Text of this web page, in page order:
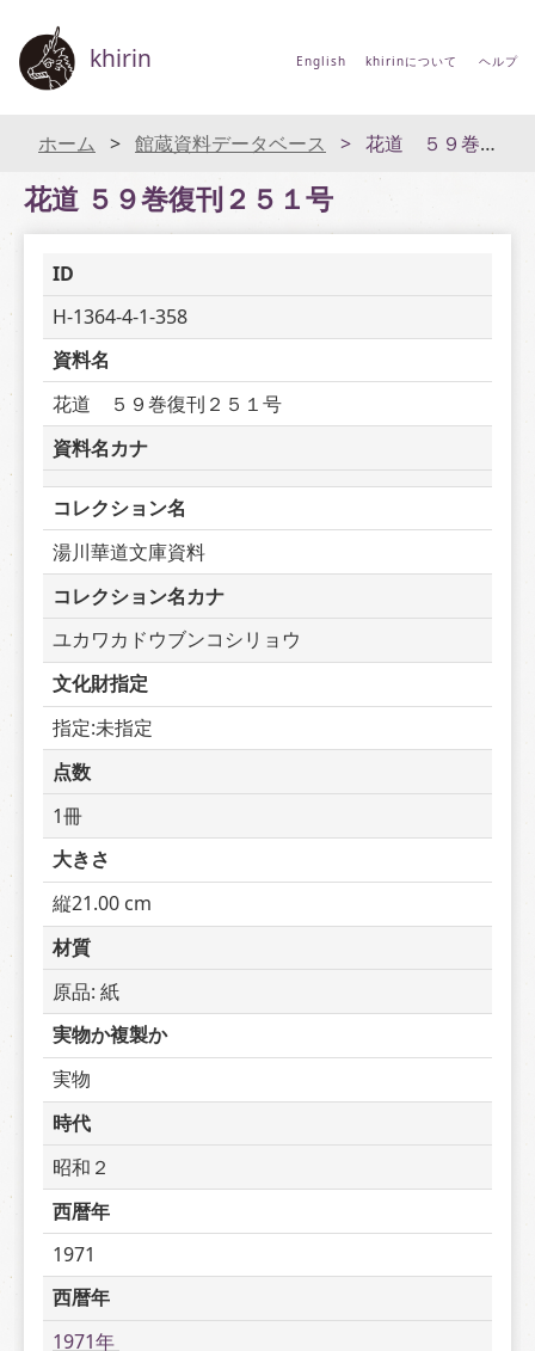
khirin English khirinについて ヘルプ
ホーム 館蔵資料データベース 花道 ５９巻復刊２５１号
花道 ５９巻復刊２５１号
ID
H-1364-4-1-358
資料名
花道　５９巻復刊２５１号
資料名カナ
コレクション名
湯川華道文庫資料
コレクション名カナ
ユカワカドウブンコシリョウ
文化財指定
指定:未指定
点数
1冊
大きさ
縦21.00 cm
材質
原品: 紙
実物か複製か
実物
時代
昭和２
西暦年
1971
西暦年
1971年